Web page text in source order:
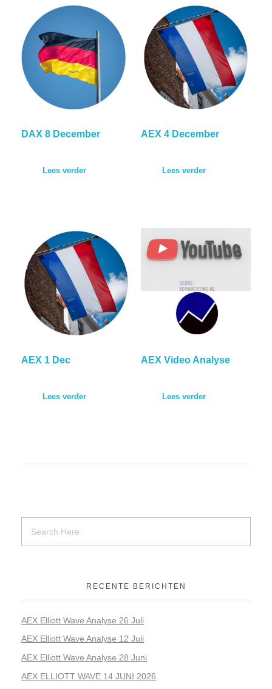
DAX 8 December
Lees verder
AEX 4 December
Lees verder
AEX 1 Dec
Lees verder
AEX Video Analyse
Lees verder
RECENTE BERICHTEN
AEX Elliott Wave Analyse 26 Juli
AEX Elliott Wave Analyse 12 Juli
AEX Elliott Wave Analyse 28 Juni
AEX ELLIOTT WAVE 14 JUNI 2026